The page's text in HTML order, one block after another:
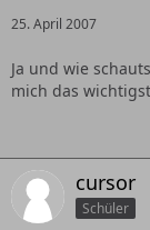
25. April 2007
Ja und wie
mich das
cursor
Schüler